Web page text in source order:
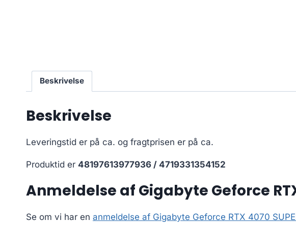
Beskrivelse
Beskrivelse
Leveringstid er på ca. og fragtprisen er på ca.
Produktid er 48197613977936 / 4719331354152
Anmeldelse af Gigabyte Geforce RTX
Se om vi har en anmeldelse af Gigabyte Geforce RTX 4070